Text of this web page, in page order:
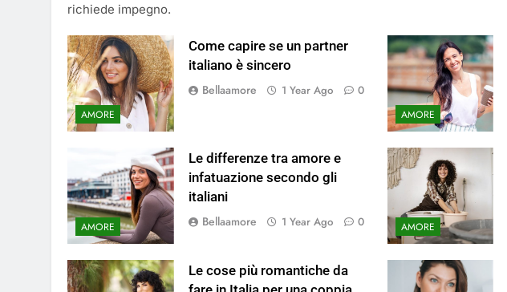
richiede impegno.
AMORE
Come capire se un partner
italiano è sincero
Bellaamore 1 Year Ago 0
AMORE
AMORE
Le differenze tra amore e
infatuazione secondo gli
italiani
Bellaamore 1 Year Ago 0 AMORE
Le cose più romantiche da